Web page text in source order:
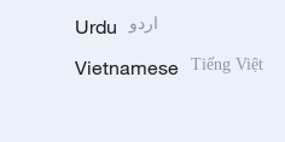
Urdu اردو
Vietnamese Tiếng Việt